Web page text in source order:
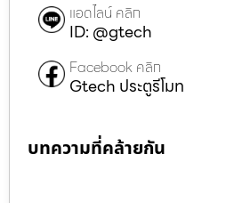
แอดไลน์ คลิก
ID: @gtech
Facebook คลิก
Gtech ประตูรีโมท
บทความที่คล้ายกัน